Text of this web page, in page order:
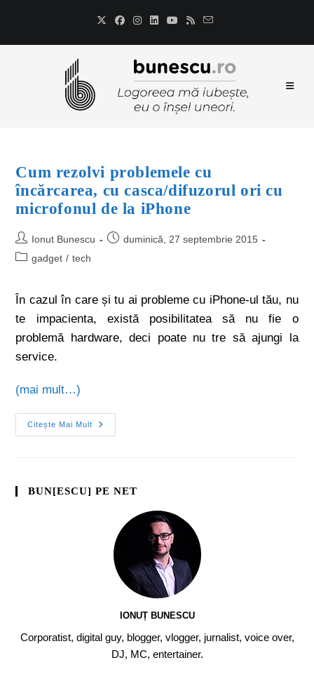
Cum rezolvi problemele cu
încărcarea, cu casca/difuzorul ori cu
microfonul de la iPhone
Ionut Bunescu
duminică, 27 septembrie 2015
gadget / tech
În cazul în care și tu ai probleme cu iPhone-ul tău, nu
te impacienta, există posibilitatea să nu fie o
problemă hardware, deci poate nu tre să ajungi la
service.
(mai mult…)
Citește Mai Mult
BUN[ESCU] PE NET
IONUȚ BUNESCU
Corporatist, digital guy, blogger, vlogger, jurnalist, voice over,
DJ, MC, entertainer.